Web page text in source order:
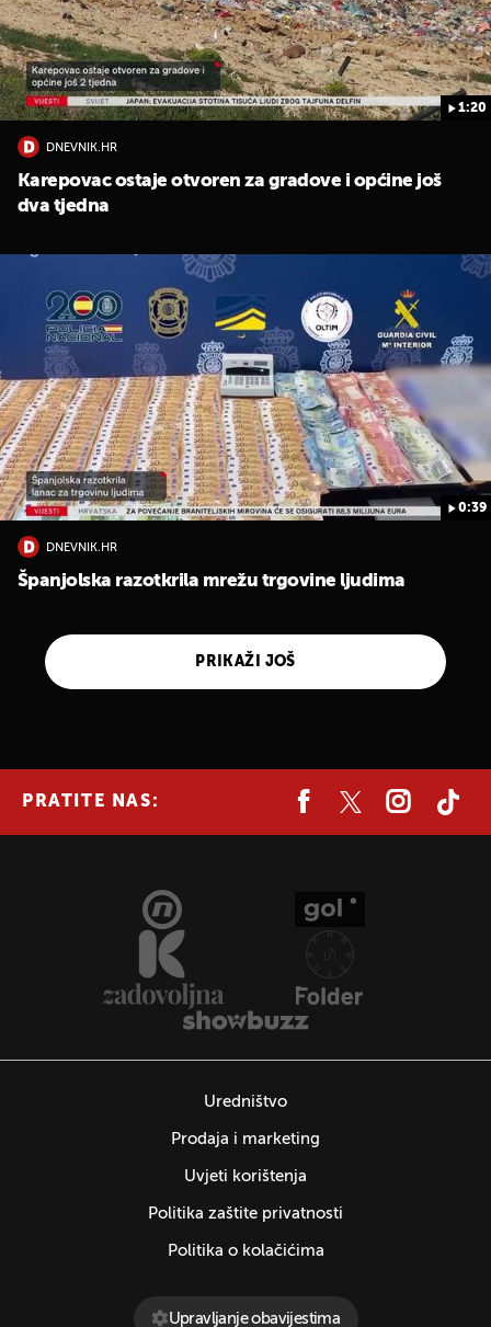
1:20
DNEVNIK.HR
Karepovac ostaje otvoren za gradove i općine još
dva tjedna
0:39
DNEVNIK.HR
Španjolska razotkrila mrežu trgovine ljudima
PRIKAŽI JOŠ
PRATITE NAS:
Uredništvo
Prodaja i marketing
Uvjeti korištenja
Politika zaštite privatnosti
Politika o kolačićima
Upravljanje obavijestima